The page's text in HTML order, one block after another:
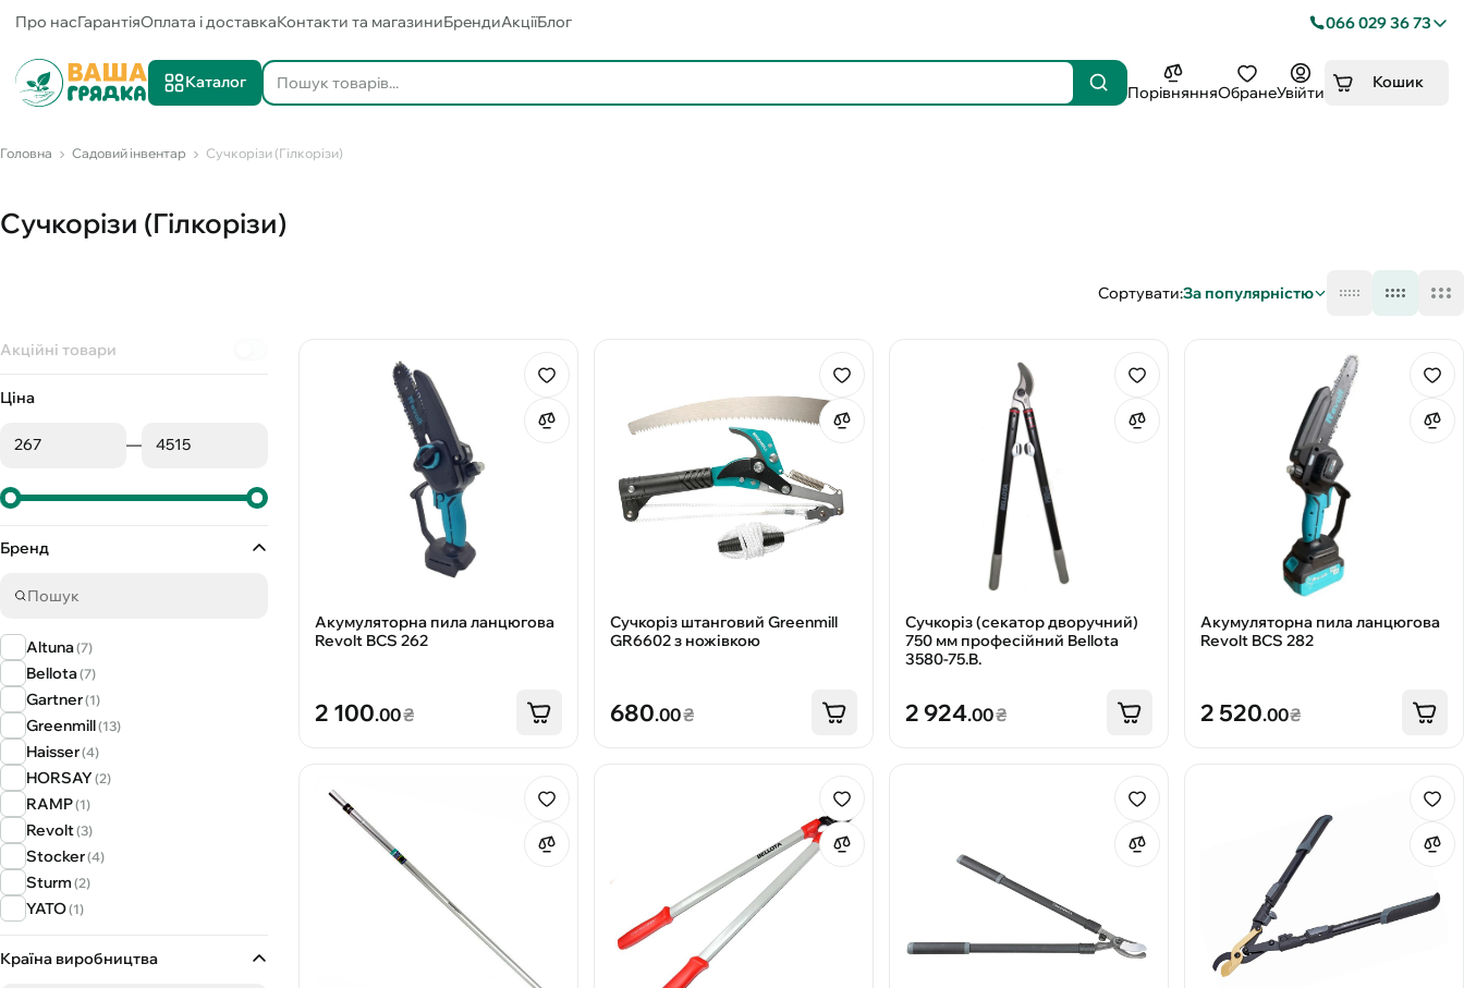
Про насГарантіяОплата і доставкаКонтакти та магазиниБрендиАкціїБлог 066 029 36 73
Каталог
ПорівнянняОбранеУвійти
Кошик
Головна Садовий інвентар Сучкорізи (Гілкорізи)
Сучкорізи (Гілкорізи)
Сортувати:За популярністю
Акційні товари
Ціна
—
Бренд
Altuna(7)
Bellota(7)
Gartner(1)
Greenmill(13)
Haisser(4)
HORSAY(2)
RAMP(1)
Revolt(3)
Stocker(4)
Sturm (2)
YATO(1)
Країна виробництва
Акумуляторна пила ланцюгова
Revolt BCS 262
2 100.00₴
Сучкоріз штанговий Greenmill
GR6602 з ножівкою
680.00₴
Сучкоріз (секатор дворучний)
750 мм професійний Bellota
3580-75.B.
2 924.00₴
Акумуляторна пила ланцюгова
Revolt BCS 282
2 520.00₴